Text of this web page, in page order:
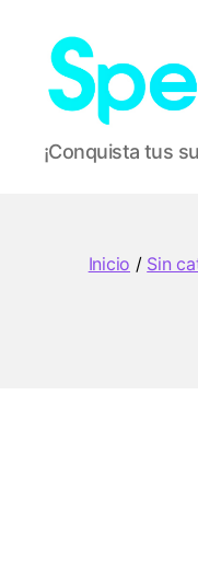
Speak
Up
¡Conquista tus
Inicio / Sin